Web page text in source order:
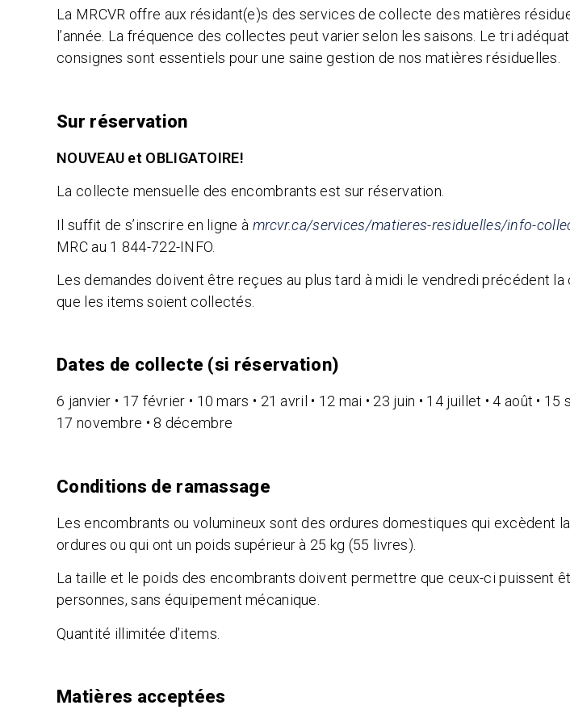
La MRCVR offre aux résidant(e)s des services de collecte des matières
l’année. La fréquence des collectes peut varier selon les saisons. Le tri
consignes sont essentiels pour une saine gestion de nos matières résiduelles.
Sur réservation
NOUVEAU et OBLIGATOIRE!
La collecte mensuelle des encombrants est sur réservation.
Il suffit de s’inscrire en ligne à mrcvr.ca/services/matieres-residuelles/info-
MRC au 1 844-722-INFO.
Les demandes doivent être reçues au plus tard à midi le vendredi précédent la
que les items soient collectés.
Dates de collecte (si réservation)
6 janvier • 17 février • 10 mars • 21 avril • 12 mai • 23 juin • 14 juillet • 4 août •
17 novembre • 8 décembre
Conditions de ramassage
Les encombrants ou volumineux sont des ordures domestiques qui excèdent
ordures ou qui ont un poids supérieur à 25 kg (55 livres).
La taille et le poids des encombrants doivent permettre que ceux-ci puissent
personnes, sans équipement mécanique.
Quantité illimitée d’items.
Matières acceptées